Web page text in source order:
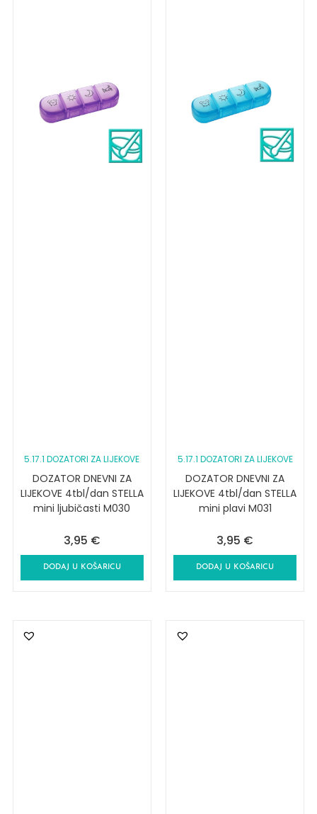
5.17.1 DOZATORI ZA LIJEKOVE
DOZATOR DNEVNI ZA
LIJEKOVE 4tbl/dan STELLA
mini ljubičasti M030
3,95 €
DODAJ U KOŠARICU
5.17.1 DOZATORI ZA LIJEKOVE
DOZATOR DNEVNI ZA
LIJEKOVE 4tbl/dan STELLA
mini plavi M031
3,95 €
DODAJ U KOŠARICU